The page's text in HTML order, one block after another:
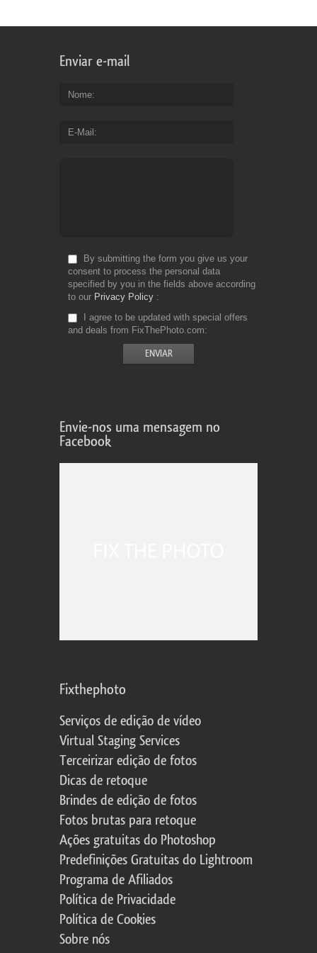
Enviar e-mail
Nome
E-Mail
By submitting the form you give us your
consent to process the personal data
specified by you in the fields above according
to our Privacy Policy
I agree to be updated with special offers
and deals from FixThePhoto.com
Envie-nos uma mensagem no
Facebook
Fixthephoto
Serviços de edição de vídeo
Virtual Staging Services
Terceirizar edição de fotos
Dicas de retoque
Brindes de edição de fotos
Fotos brutas para retoque
Ações gratuitas do Photoshop
Predefinições Gratuitas do Lightroom
Programa de Afiliados
Política de Privacidade
Política de Cookies
Sobre nós